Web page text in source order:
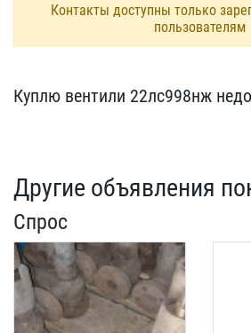
Контакты доступны только
пользователям
Куплю вентили 22лс998нж
Другие объявления
Спрос